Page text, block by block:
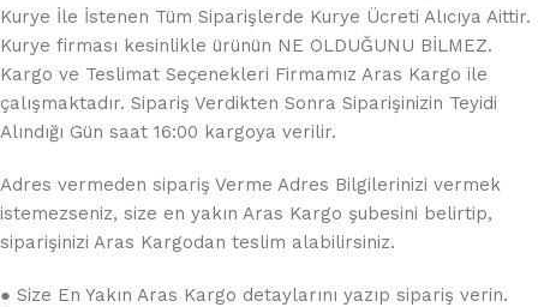
Kurye İle İstenen Tüm Siparişlerde Kurye Ücreti Alıcıya Aittir.
Kurye firması kesinlikle ürünün NE OLDUĞUNU BİLMEZ.
Kargo ve Teslimat Seçenekleri Firmamız Aras Kargo ile
çalışmaktadır. Sipariş Verdikten Sonra Siparişinizin Teyidi
Alındığı Gün saat 16:00 kargoya verilir.
Adres vermeden sipariş Verme Adres Bilgilerinizi vermek
istemezseniz, size en yakın Aras Kargo şubesini belirtip,
siparişinizi Aras Kargodan teslim alabilirsiniz.
● Size En Yakın Aras Kargo detaylarını yazıp sipariş verin.